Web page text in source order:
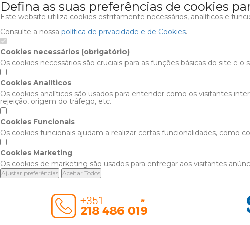
Defina as suas preferências de cookies
Este website utiliza cookies estritamente necessários, analíticos e
Consulte a nossa política de privacidade e de Cookies.
Cookies necessários (obrigatório)
Os cookies necessários são cruciais para as funções básicas do site e
Cookies Analíticos
Os cookies analíticos são usados para entender como os visitantes
rejeição, origem do tráfego, etc.
Cookies Funcionais
Os cookies funcionais ajudam a realizar certas funcionalidades,
Cookies Marketing
Os cookies de marketing são usados para entregar aos visitantes
Ajustar preferências Aceitar Todos